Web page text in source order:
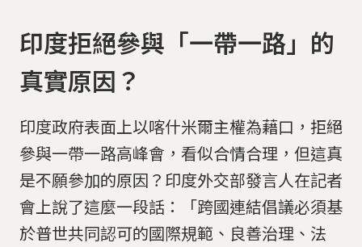
印度拒絕參與「一帶一路」的
真實原因？
印度政府表面上以喀什米爾主權為藉口，拒絕
參與一帶一路高峰會，看似合情合理，但這真
是不願參加的原因？印度外交部發言人在記者
會上說了這麼一段話：「跨國連結倡議必須基
於普世共同認可的國際規範、良善治理、法